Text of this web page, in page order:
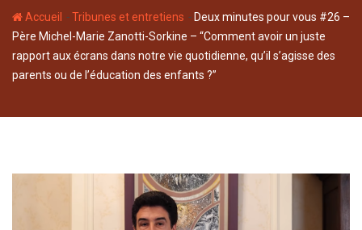
Accueil -Tribunes et entretiens - Deux minutes pour vous #26 –
Père Michel-Marie Zanotti-Sorkine – “Comment avoir un juste
rapport aux écrans dans notre vie quotidienne, qu’il s’agisse des
parents ou de l’éducation des enfants ?”